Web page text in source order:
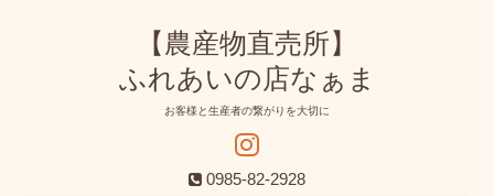
【農産物直売所】
ふれあいの店なぁま
お客様と生産者の繋がりを大切に
0985-82-2928